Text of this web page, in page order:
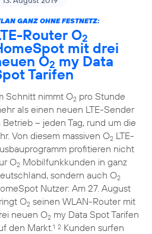
GANZ OHNE FESTNETZ:
Router O2
mit drei
O2 my Data
Tarifen
Schnitt nimmt O2pro Stunde
als einen neuen LTE-Sender
Betrieb – jeden Tag, rund um die
Von diesem massiven O2LTE-
profitieren nicht
O2Mobilfunkkunden in ganz
sondern auch O2
Nutzer: Am 27. August
O2seinen WLAN-Router mit
neuen O2my Data Spot Tarifen
den Markt.1 2Kunden surfen